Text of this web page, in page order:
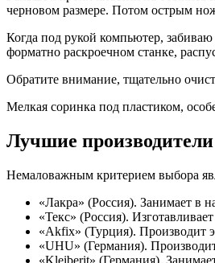
черновом размере. Потом острым
Когда под рукой компьютер,
форматно раскроечном станке,
Обратите внимание, тщательно
Мелкая соринка под пластиком,
Лучшие производители
Немаловажным критерием выбора
«Лакра» (Россия). Занимает в
«Текс» (Россия).
«Akfix» (Турция). Производит
«UHU» (Германия).
«Kleiberit» (Германия).